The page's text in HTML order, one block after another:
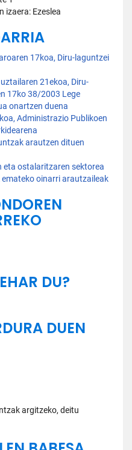
izaera: Ezeslea
17koa, Diru-laguntzei
21ekoa, Diru-
17ko 38/2003 Lege
onartzen duena
Administrazio Publikoen
arautzen dituen
eta ostalaritzaren sektorea
oinarri arautzaileak
DU?
DUEN
argitzeko, deitu